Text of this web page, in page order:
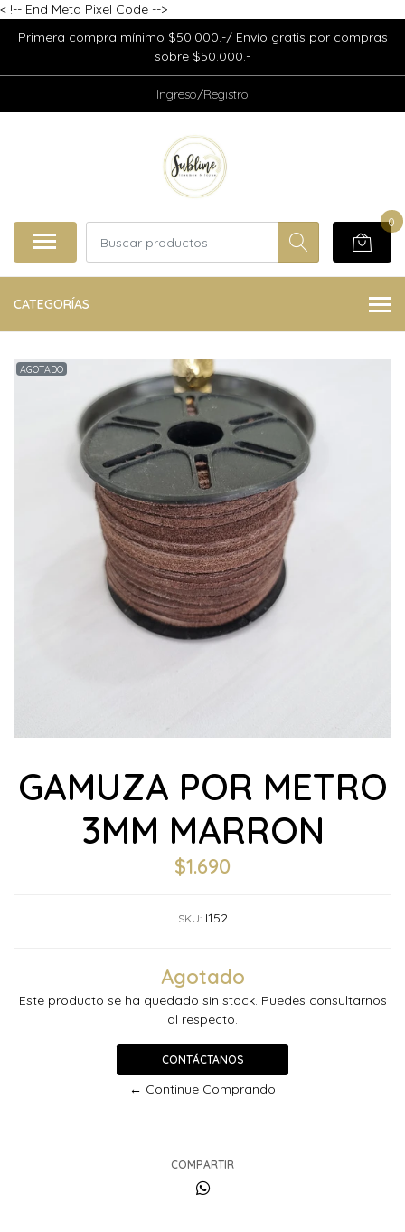
< !-- End Meta Pixel Code -->
Primera compra mínimo $50.000.-/ Envío gratis por compras
sobre $50.000.-
Ingreso/Registro
0
CATEGORÍAS
AGOTADO
GAMUZA POR METRO
3MM MARRON
$1.690
SKU: I152
Agotado
Este producto se ha quedado sin stock. Puedes consultarnos
al respecto.
CONTÁCTANOS
← Continue Comprando
COMPARTIR